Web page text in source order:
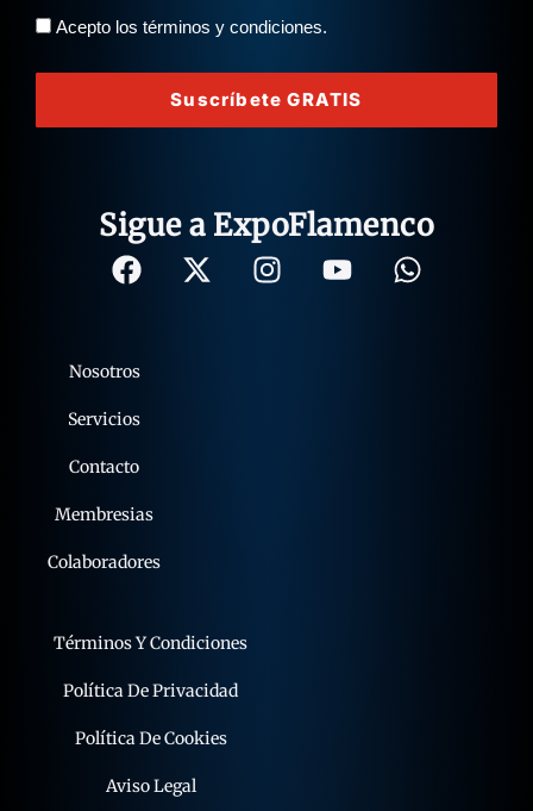
Acepto los términos y condiciones.
Suscríbete GRATIS
Sigue a ExpoFlamenco
Términos Y Condiciones
Política De Privacidad
Política De Cookies
Aviso Legal
Nosotros
Servicios
Contacto
Membresias
Colaboradores